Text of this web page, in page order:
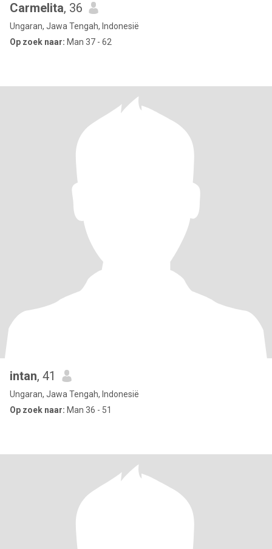
Carmelita, 36
Ungaran, Jawa Tengah, Indonesië
Op zoek naar: Man 37 - 62
intan, 41
Ungaran, Jawa Tengah, Indonesië
Op zoek naar: Man 36 - 51